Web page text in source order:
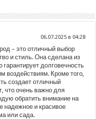
06.07.2025 в 04:28
– это отличный выбор
и стиль. Она сделана из
долговечность
воздействиям. Кроме того,
создает отличный
что очень важно для
обратить внимание на
надежное и красивое
или сада.